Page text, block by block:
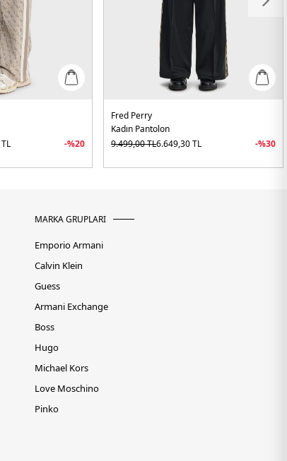
TL -%20
Fred Perry
Kadın Pantolon
9.499,00TL6.649,30TL -%30
MARKA GRUPLARI
Emporio Armani
Calvin Klein
Guess
Armani Exchange
Boss
Hugo
Michael Kors
Love Moschino
Pinko